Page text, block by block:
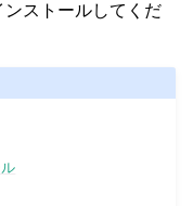
ンストールしてくだ